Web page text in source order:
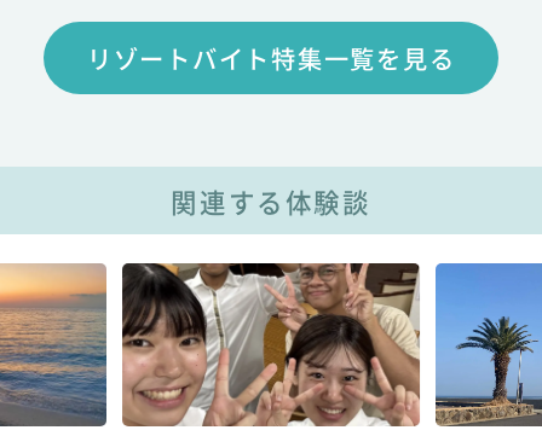
リゾートバイト特集一覧を見る
関連する体験談